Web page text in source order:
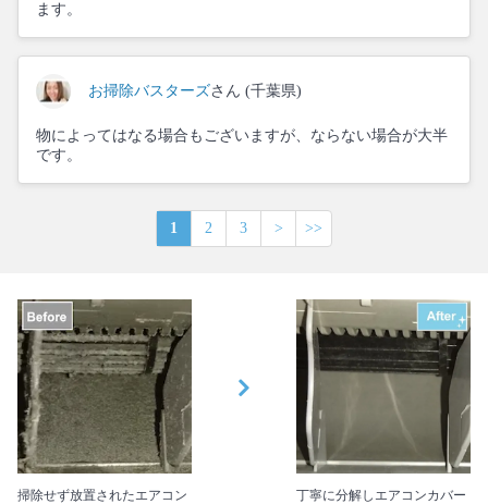
ます。
お掃除バスターズさん (千葉県)
物によってはなる場合もございますが、ならない場合が大半
です。
1 2 3 > >>
掃除せず放置されたエアコン
丁寧に分解しエアコンカバー